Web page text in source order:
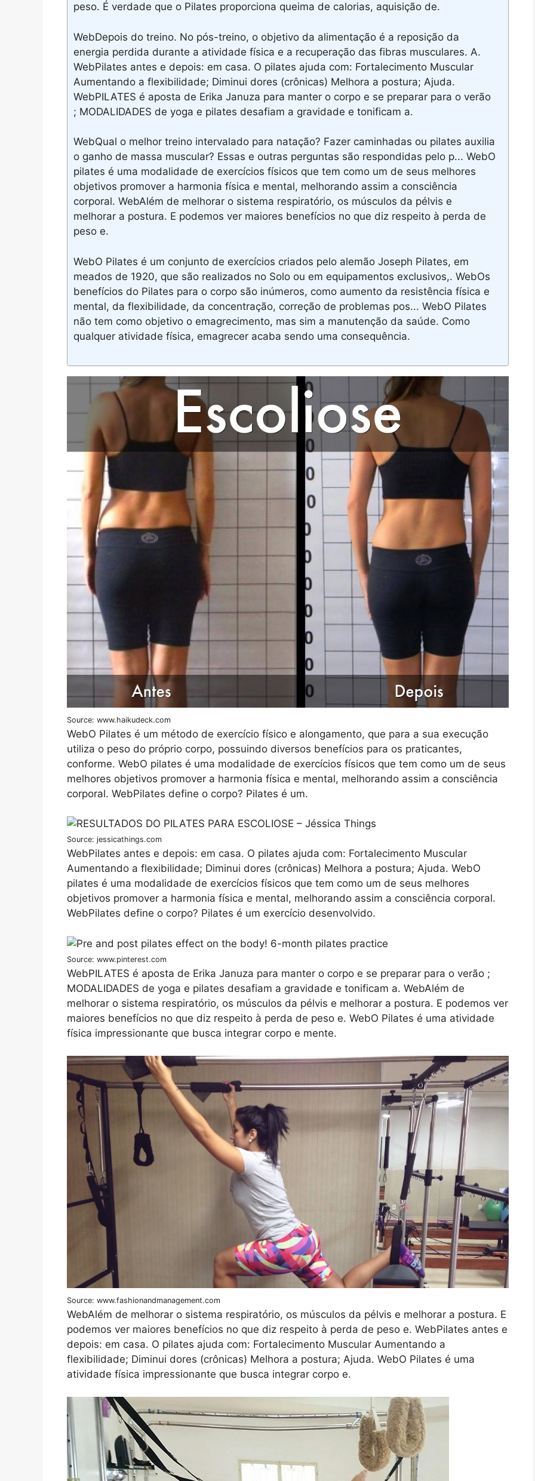
peso. É verdade que o Pilates proporciona queima de calorias, aquisição de.
WebDepois do treino. No pós-treino, o objetivo da alimentação é a reposição da
energia perdida durante a atividade física e a recuperação das fibras musculares. A.
WebPilates antes e depois: em casa. O pilates ajuda com: Fortalecimento Muscular
Aumentando a flexibilidade; Diminui dores (crônicas) Melhora a postura; Ajuda.
WebPILATES é aposta de Erika Januza para manter o corpo e se preparar para o verão
; MODALIDADES de yoga e pilates desafiam a gravidade e tonificam a.
WebQual o melhor treino intervalado para natação? Fazer caminhadas ou pilates auxilia
o ganho de massa muscular? Essas e outras perguntas são respondidas pelo p... WebO
pilates é uma modalidade de exercícios físicos que tem como um de seus melhores
objetivos promover a harmonia física e mental, melhorando assim a consciência
corporal. WebAlém de melhorar o sistema respiratório, os músculos da pélvis e
melhorar a postura. E podemos ver maiores benefícios no que diz respeito à perda de
peso e.
WebO Pilates é um conjunto de exercícios criados pelo alemão Joseph Pilates, em
meados de 1920, que são realizados no Solo ou em equipamentos exclusivos,. WebOs
benefícios do Pilates para o corpo são inúmeros, como aumento da resistência física e
mental, da flexibilidade, da concentração, correção de problemas pos... WebO Pilates
não tem como objetivo o emagrecimento, mas sim a manutenção da saúde. Como
qualquer atividade física, emagrecer acaba sendo uma consequência.
Source: www.haikudeck.com
WebO Pilates é um método de exercício físico e alongamento, que para a sua execução
utiliza o peso do próprio corpo, possuindo diversos benefícios para os praticantes,
conforme. WebO pilates é uma modalidade de exercícios físicos que tem como um de seus
melhores objetivos promover a harmonia física e mental, melhorando assim a consciência
corporal. WebPilates define o corpo? Pilates é um.
Source: jessicathings.com
WebPilates antes e depois: em casa. O pilates ajuda com: Fortalecimento Muscular
Aumentando a flexibilidade; Diminui dores (crônicas) Melhora a postura; Ajuda. WebO
pilates é uma modalidade de exercícios físicos que tem como um de seus melhores
objetivos promover a harmonia física e mental, melhorando assim a consciência corporal.
WebPilates define o corpo? Pilates é um exercício desenvolvido.
Source: www.pinterest.com
WebPILATES é aposta de Erika Januza para manter o corpo e se preparar para o verão ;
MODALIDADES de yoga e pilates desafiam a gravidade e tonificam a. WebAlém de
melhorar o sistema respiratório, os músculos da pélvis e melhorar a postura. E podemos ver
maiores benefícios no que diz respeito à perda de peso e. WebO Pilates é uma atividade
física impressionante que busca integrar corpo e mente.
Source: www.fashionandmanagement.com
WebAlém de melhorar o sistema respiratório, os músculos da pélvis e melhorar a postura. E
podemos ver maiores benefícios no que diz respeito à perda de peso e. WebPilates antes e
depois: em casa. O pilates ajuda com: Fortalecimento Muscular Aumentando a
flexibilidade; Diminui dores (crônicas) Melhora a postura; Ajuda. WebO Pilates é uma
atividade física impressionante que busca integrar corpo e.